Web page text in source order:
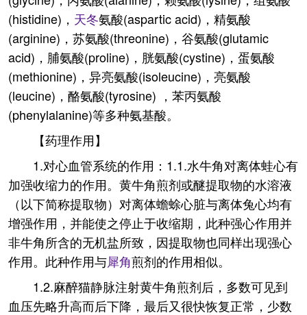
(histidine)， 天冬氨酸(aspartic acid)，精氨酸
(arginine)，苏氨酸(threonine)，谷氨酸(glutamic
acid)，脯氨酸(proline)，胱氨酸(cystine)，蛋氨酸
(methionine)，异亮氨酸(isoleucine)，亮氨酸
(leucine)，酪氨酸(tyrosine) ，苯丙氨酸
(phenylalanine)等多种氨基酸。
【药理作用】
1.对心血管系统的作用：1.1.水牛角对离体蛙心有
加强收缩力的作用。黄牛角煎剂或醚提取物的水溶液
（以下简称提取物）对离体蟾蜍心脏与离体兔心均有
增强作用，并能使之停止于收缩期，此种强心作用并
非牛角所含的无机盐所致，因提取物也同样出现强心
作用。此种作用与犀角煎剂的作用相似。
1.2.麻醉猫静脉注射黄牛角煎剂后，多数可见到
血压先略升高而后下降，最后又很快恢复正常，少数